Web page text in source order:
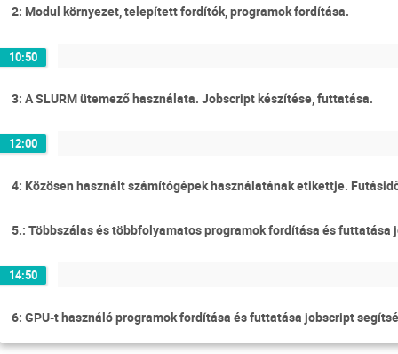
2: Modul környezet, telepített fordítók, programok fordítása.
10:50
3: A SLURM ütemező használata. Jobscript készítése, futtatása.
12:00
4: Közösen használt számítógépek használatának etikettje.
5.: Többszálas és többfolyamatos programok fordítása és futtatása
14:50
6: GPU-t használó programok fordítása és futtatása jobscript